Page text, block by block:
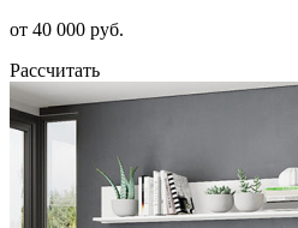
от 40 000 руб.
Рассчитать